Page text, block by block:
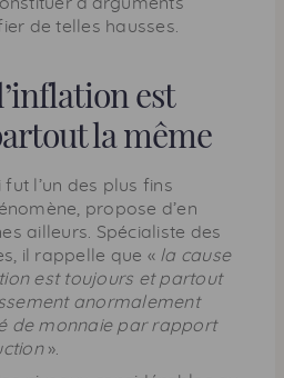
de telles hausses.
est
la même
l’un des plus fins
propose d’en
ailleurs. Spécialiste des
il rappelle que « la cause
est toujours et partout
anormalement
de monnaie par rapport
».